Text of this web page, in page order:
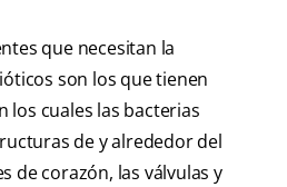
que necesitan la
son los que tienen
los cuales las bacterias
de y alrededor del
de corazón, las válvulas y